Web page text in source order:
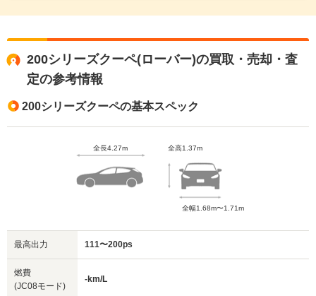
200シリーズクーペ(ローバー)の買取・売却・査
定の参考情報
200シリーズクーペの基本スペック
全長4.27m 全高1.37m
全幅1.68m〜1.71m
最高出力 111〜200ps
燃費
(JC08モード)
-km/L